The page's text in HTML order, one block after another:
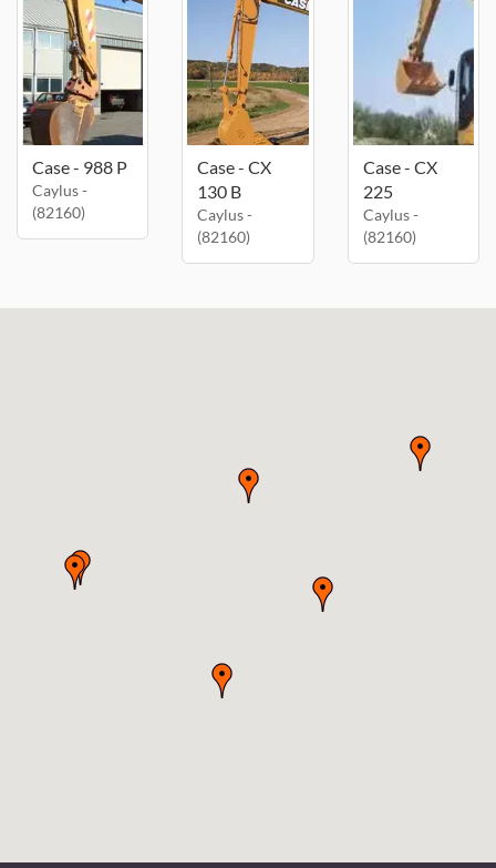
Case - 988 P
Caylus -
(82160)
Case - CX
130 B
Caylus -
(82160)
Case - CX
225
Caylus -
(82160)